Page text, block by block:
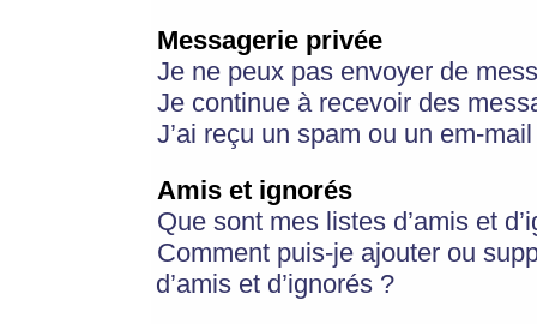
Messagerie privée
Je ne peux pas envoyer de
Je continue à recevoir des
J’ai reçu un spam ou un em-
Amis et ignorés
Que sont mes listes d’amis et
Comment puis-je ajouter ou
d’amis et d’ignorés ?